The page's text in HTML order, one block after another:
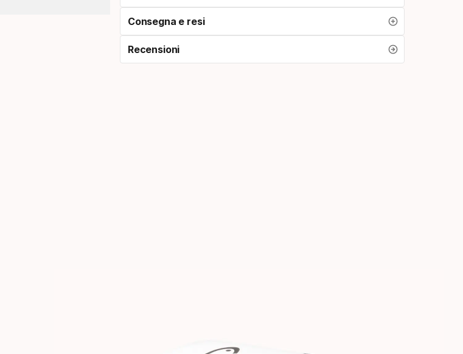
Consegna e resi
Recensioni